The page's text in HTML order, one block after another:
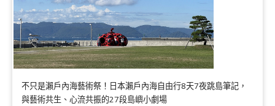
不只是瀨戶內海藝術祭！日本瀨戶內海自由行8天7夜跳島筆記，
與藝術共生、心流共振的27段島嶼小劇場